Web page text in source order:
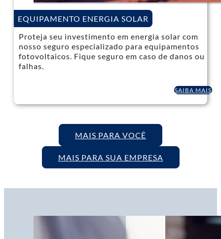
Proteja seu investimento em energia solar com
nosso seguro especializado para equipamentos
fotovoltaicos. Fique seguro em caso de danos ou
falhas.
SAIBA MAIS
EQUIPAMENTO ENERGIA SOLAR
MAIS PARA VOCÊ
MAIS PARA SUA EMPRESA